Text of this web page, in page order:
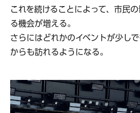
これを続けることによって、市民
る機会が増える。
さらにはどれかのイベントが少し
からも訪れるようになる。